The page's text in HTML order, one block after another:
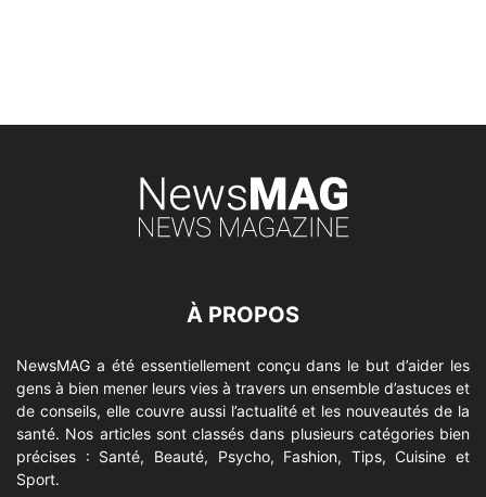
À PROPOS
NewsMAG a été essentiellement conçu dans le but d’aider les
gens à bien mener leurs vies à travers un ensemble d’astuces et
de conseils, elle couvre aussi l’actualité et les nouveautés de la
santé. Nos articles sont classés dans plusieurs catégories bien
précises : Santé, Beauté, Psycho, Fashion, Tips, Cuisine et
Sport.